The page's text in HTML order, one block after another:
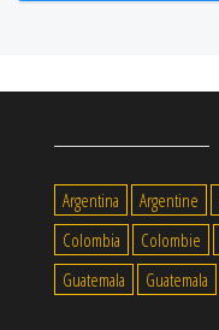
Argentina Argentine
Colombia
Colombie
Guatemala
Guatemala